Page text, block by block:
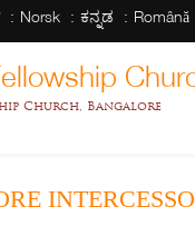
Norsk ಕನ್ನಡ Română
Church, Bangalore